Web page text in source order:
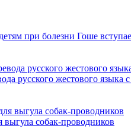
при болезни Гоше
русского жестового
выгула собак-проводников